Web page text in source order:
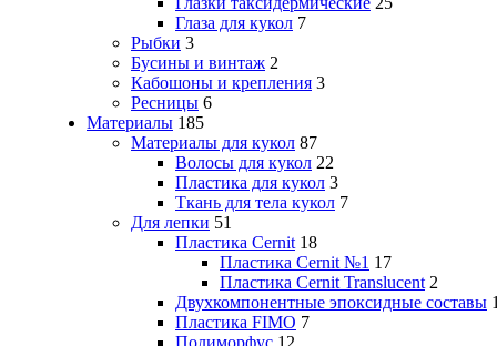
Глаза для кукол 7
Рыбки 3
Бусины и винтаж 2
Кабошоны и крепления 3
Ресницы 6
Материалы 185
Материалы для кукол 87
Волосы для кукол 22
Пластика для кукол 3
Ткань для тела кукол 7
Для лепки 51
Пластика Cernit 18
Пластика Cernit №1 17
Пластика Cernit Translucent 2
Двухкомпонентные эпоксидные составы
Пластика FIMO 7